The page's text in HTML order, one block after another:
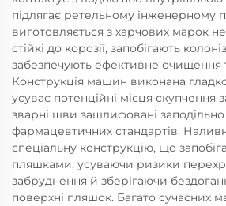
підлягає ретельному інженерному
виготовляється з харчових марок
стійкі до корозії, запобігають
забезпечують ефективне очищення
Конструкція машин виконана
усуває потенційні місця скупчення
зварні шви зашлифовані заподільно
фармацевтичних стандартів.
спеціальну конструкцію, що
пляшками, усуваючи ризики
забруднення й зберігаючи
поверхні пляшок. Багато сучасних